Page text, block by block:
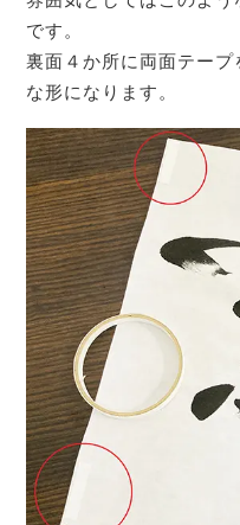
です。
裏面４か所に両面テープ
な形になります。